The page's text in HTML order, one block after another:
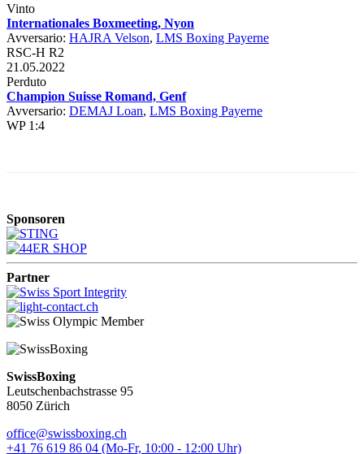
Vinto
Internationales Boxmeeting, Nyon
Avversario: HAJRA Velson, LMS Boxing Payerne
RSC-H R2
21.05.2022
Perduto
Champion Suisse Romand, Genf
Avversario: DEMAJ Loan, LMS Boxing Payerne
WP 1:4
Sponsoren
Partner
SwissBoxing
Leutschenbachstrasse 95
8050 Zürich
office@swissboxing.ch
+41 76 619 86 04 (Mo-Fr, 10:00 - 12:00 Uhr)